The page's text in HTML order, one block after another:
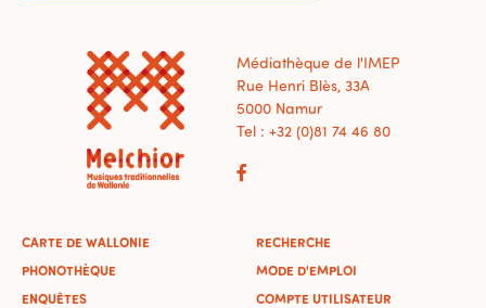
Médiathèque de l'IMEP
Rue Henri Blès, 33A
5000 Namur
Tel : +32 (0)81 74 46 80
CARTE DE WALLONIE
PHONOTHÈQUE
ENQUÊTES
RECHERCHE
MODE D'EMPLOI
COMPTE UTILISATEUR